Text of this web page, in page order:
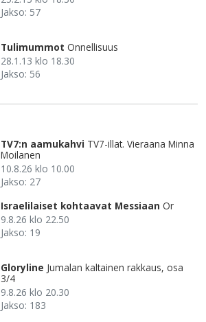
Jakso: 57
Tulimummot Onnellisuus
28.1.13 klo 18.30
Jakso: 56
TV7:n aamukahvi TV7-illat. Vieraana Minna
Moilanen
10.8.26 klo 10.00
Jakso: 27
Israelilaiset kohtaavat Messiaan Or
9.8.26 klo 22.50
Jakso: 19
Gloryline Jumalan kaltainen rakkaus, osa
3/4
9.8.26 klo 20.30
Jakso: 183